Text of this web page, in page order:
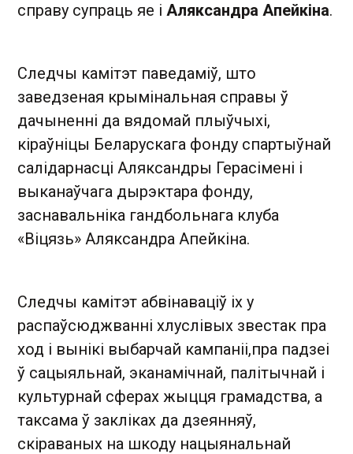
справу супраць яе і Аляксандра Апейкіна.
Следчы камітэт паведаміў, што
заведзеная крымінальная справы ў
дачыненні да вядомай плыўчыхі,
кіраўніцы Беларускага фонду спартыўнай
салідарнасці Аляксандры Герасімені і
выканаўчага дырэктара фонду,
заснавальніка гандбольнага клуба
«Віцязь» Аляксандра Апейкіна.
Следчы камітэт абвінаваціў іх у
распаўсюджванні хлуслівых звестак пра
ход і вынікі выбарчай кампаніі,пра падзеі
ў сацыяльнай, эканамічнай, палітычнай і
культурнай сферах жыцця грамадства, а
таксама ў закліках да дзеянняў,
скіраваных на шкоду нацыянальнай